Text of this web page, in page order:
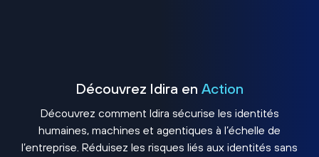
Découvrez Idira en Action
Découvrez comment Idira sécurise les identités
humaines, machines et agentiques à l’échelle de
l’entreprise. Réduisez les risques liés aux identités sans